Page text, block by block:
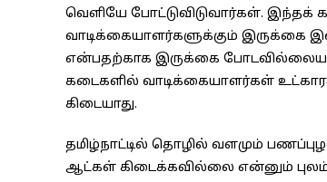
வெளியே போட்டுவிடுவார்கள்.
வாடிக்கையாளர்களுக்கும் இருக்கை
என்பதற்காக இருக்கை
கடைகளில் வாடிக்கையாளர்கள்
கிடையாது.
தமிழ்நாட்டில் தொழில் வளமும்
ஆட்கள் கிடைக்கவில்லை என்னும்